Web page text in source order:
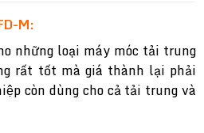
M:
những loại máy móc tải trung
rất tốt mà giá thành lại phải
còn dùng cho cả tải trung và